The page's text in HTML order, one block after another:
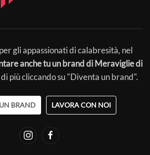
gli appassionati di calabresità, nel
anche tu un brand di Meraviglie di
più cliccando su "Diventa un brand".
BRAND LAVORA CON NOI